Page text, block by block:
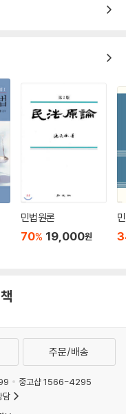
민법원론
70% 19,000원
주문/배송
중고샵 1566-4295
담